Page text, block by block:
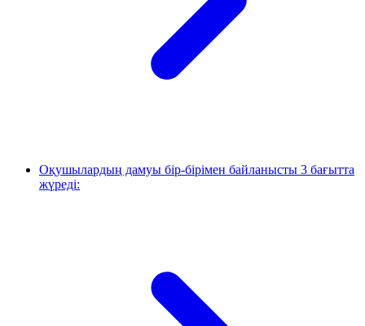
Оқушылардың дамуы бір-бірімен байланысты 3 бағытта
жүреді: